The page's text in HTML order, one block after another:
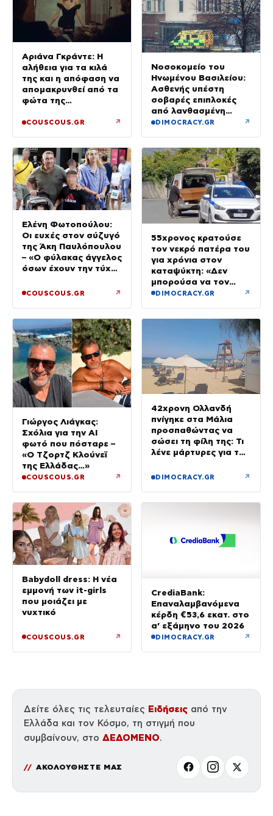
Αριάνα Γκράντε: Η
αλήθεια για τα κιλά
της και η απόφαση να
απομακρυνθεί από τα
φώτα της
COUSCOUS.GR ↗
Νοσοκομείο του
Ηνωμένου Βασιλείου:
Ασθενής υπέστη
σοβαρές επιπλοκές
από λανθασμένη
σύνδεση εντέρου και
DIMOCRACY.GR ↗
Ελένη Φωτοπούλου:
Οι ευχές στον σύζυγό
της Άκη Παυλόπουλου
– «Ο φύλακας άγγελος
όσων έχουν την τύχη
του»
COUSCOUS.GR ↗
55χρονος κρατούσε
τον νεκρό πατέρα του
για χρόνια στον
καταψύκτη: «Δεν
μπορούσα να τον
αποχωριστώ»
DIMOCRACY.GR ↗
Γιώργος Λιάγκας:
Σχόλια για την ΑΙ
φωτό που πόσταρε –
«Ο Τζορτζ Κλούνεϊ
της Ελλάδας…»
COUSCOUS.GR ↗
42χρονη Ολλανδή
πνίγηκε στα Μάλια
προσπαθώντας να
σώσει τη φίλη της: Τι
λένε μάρτυρες για τον
DIMOCRACY.GR ↗
Babydoll dress: Η νέα
εμμονή των it-girls
που μοιάζει με
νυχτικό
COUSCOUS.GR ↗
CrediaBank:
Επαναλαμβανόμενα
κέρδη €53,6 εκατ. στο
α’ εξάμηνο του 2026
DIMOCRACY.GR ↗
Δείτε όλες τις τελευταίες Ειδήσεις από την
Ελλάδα και τον Κόσμο, τη στιγμή που
συμβαίνουν, στο ΔΕΔΟΜΕΝΟ.
ΑΚΟΛΟΥΘΗΣΤΕ ΜΑΣ